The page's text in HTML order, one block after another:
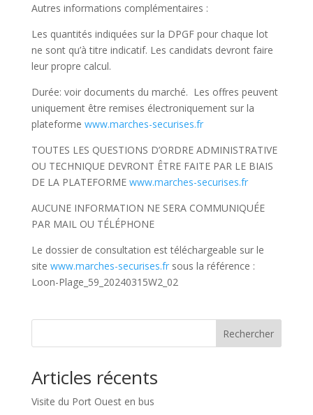
Autres informations complémentaires :
Les quantités indiquées sur la DPGF pour chaque lot
ne sont qu’à titre indicatif. Les candidats devront faire
leur propre calcul.
Durée: voir documents du marché. Les offres peuvent
uniquement être remises électroniquement sur la
plateforme www.marches-securises.fr
TOUTES LES QUESTIONS D’ORDRE ADMINISTRATIVE
OU TECHNIQUE DEVRONT ÊTRE FAITE PAR LE BIAIS
DE LA PLATEFORME www.marches-securises.fr
AUCUNE INFORMATION NE SERA COMMUNIQUÉE
PAR MAIL OU TÉLÉPHONE
Le dossier de consultation est téléchargeable sur le
site www.marches-securises.frsous la référence :
Loon-Plage_59_20240315W2_02
Rechercher
Articles récents
Visite du Port Ouest en bus